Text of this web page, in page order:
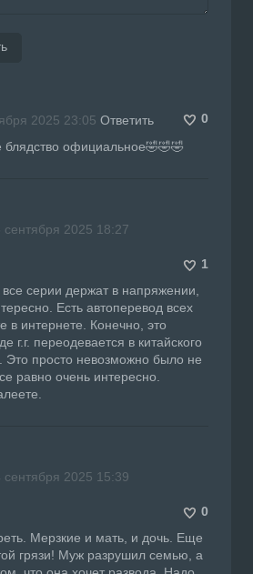
2025 23:05 Ответить
0
блядство официальное🤣🤣🤣
сентября 2025 18:27
1
серии держат в напряжении,
Есть автоперевод всех
в интернете. Конечно, это
г.г. переодевается в китайского
Это просто невозможно было не
равно очень интересно.
сентября 2025 15:39
0
Мерзкие и мать, и дочь. Еще
грязи! Муж разрушил семью, а